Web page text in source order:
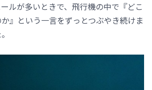
ルが多いときで、飛行機の中で『どこ
』という一言をずっとつぶやき続けま